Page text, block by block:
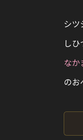
シツ
しひ
なか
のお